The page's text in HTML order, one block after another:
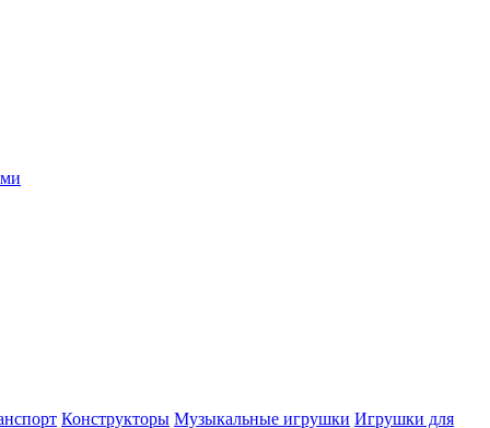
Конструкторы Музыкальные игрушки Игрушки для